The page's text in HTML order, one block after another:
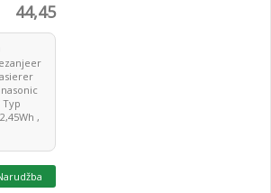
44,45
Typ
,